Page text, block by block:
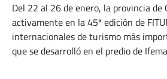
Del 22 al 26 de enero, la provincia de
activamente en la 45ª edición de
internacionales de turismo más
que se desarrolló en el predio de